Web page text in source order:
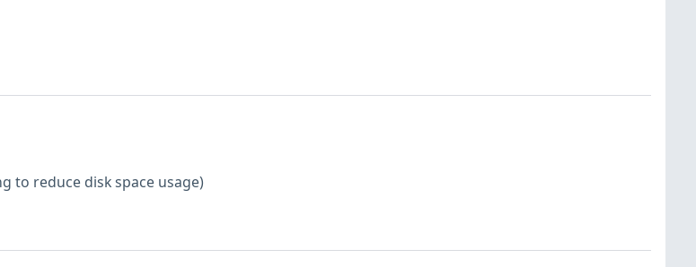
to reduce disk space usage)